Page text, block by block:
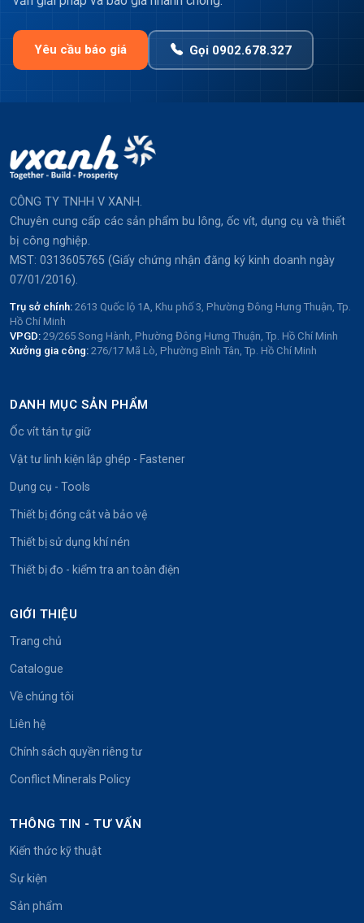
Yêu cầu báo giá Gọi 0902.678.327
CÔNG TY TNHH V XANH.
Chuyên cung cấp các sản phẩm bu lông, ốc vít, dụng cụ và thiết
bị công nghiệp.
MST: 0313605765 (Giấy chứng nhận đăng ký kinh doanh ngày
07/01/2016).
Trụ sở chính: 2613 Quốc lộ 1A, Khu phố 3, Phường Đông Hưng Thuận, Tp.
Hồ Chí Minh
VPGD: 29/265 Song Hành, Phường Đông Hưng Thuận, Tp. Hồ Chí Minh
Xưởng gia công: 276/17 Mã Lò, Phường Bình Tân, Tp. Hồ Chí Minh
DANH MỤC SẢN PHẨM
Ốc vít tán tự giữ
Vật tư linh kiện lắp ghép - Fastener
Dụng cụ - Tools
Thiết bị đóng cắt và bảo vệ
Thiết bị sử dụng khí nén
Thiết bị đo - kiểm tra an toàn điện
GIỚI THIỆU
Trang chủ
Catalogue
Về chúng tôi
Liên hệ
Chính sách quyền riêng tư
Conflict Minerals Policy
THÔNG TIN - TƯ VẤN
Kiến thức kỹ thuật
Sự kiện
Sản phẩm